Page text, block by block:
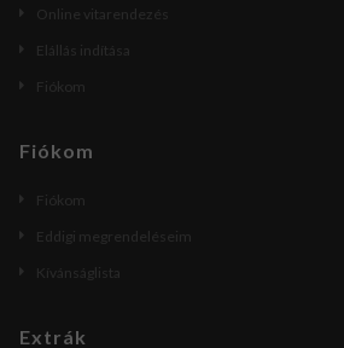
Online vitarendezés
Elállás indítása
Fiókom
Fiókom
Fiókom
Eddigi megrendeléseim
Kívánságlista
Extrák